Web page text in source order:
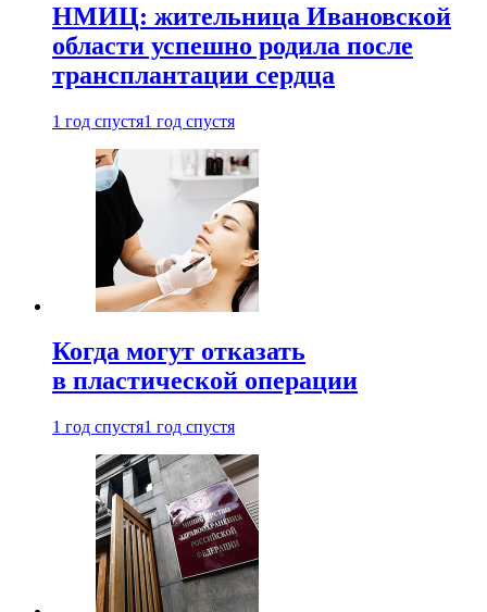
НМИЦ: жительница Ивановской
области успешно родила после
трансплантации сердца
1 год спустя1 год спустя
Когда могут отказать
в пластической операции
1 год спустя1 год спустя